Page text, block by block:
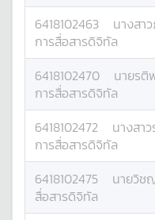
6418102463 นางสาว
การสื่อสารดิจิทัล
6418102470 นายรติ
การสื่อสารดิจิทัล
6418102472 นางสาว
การสื่อสารดิจิทัล
6418102475 นายวิช
สื่อสารดิจิทัล